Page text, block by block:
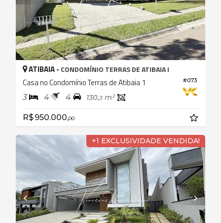
#073
ATIBAIA - CONDOMÍNIO TERRAS DE ATIBAIA I
Casa no Condomínio Terras de Atibaia 1
3 4 4 130,3 m²
R$ 950.000,00
+1 EXCLUSIVIDADE VENDIDA!